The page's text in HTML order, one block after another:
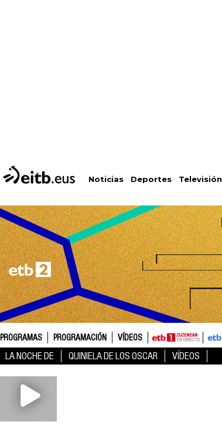
Noticias Deportes Televisión
PROGRAMAS PROGRAMACIÓN VÍDEOS
LA NOCHE DE QUINIELA DE LOS OSCAR VÍDEOS